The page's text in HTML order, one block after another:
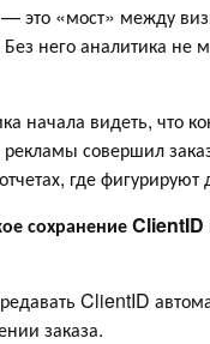
это «мост» между
него аналитика не
начала видеть, что
рекламы совершил
где
сохранение
ClientID
заказа.